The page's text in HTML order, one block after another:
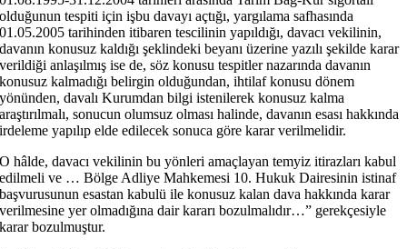
olduğunun tespiti için işbu davayı açtığı, yargılama safhasında
01.05.2005 tarihinden itibaren tescilinin yapıldığı, davacı vekilinin,
davanın konusuz kaldığı şeklindeki beyanı üzerine yazılı şekilde karar
verildiği anlaşılmış ise de, söz konusu tespitler nazarında davanın
konusuz kalmadığı belirgin olduğundan, ihtilaf konusu dönem
yönünden, davalı Kurumdan bilgi istenilerek konusuz kalma
araştırılmalı, sonucun olumsuz olması halinde, davanın esası hakkında
irdeleme yapılıp elde edilecek sonuca göre karar verilmelidir.
O hâlde, davacı vekilinin bu yönleri amaçlayan temyiz itirazları kabul
edilmeli ve … Bölge Adliye Mahkemesi 10. Hukuk Dairesinin istinaf
başvurusunun esastan kabulü ile konusuz kalan dava hakkında karar
verilmesine yer olmadığına dair kararı bozulmalıdır…” gerekçesiyle
karar bozulmuştur.